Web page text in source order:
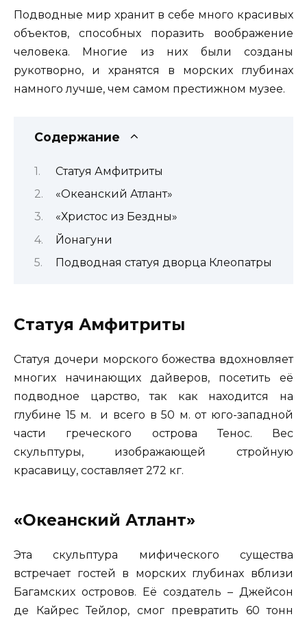
Подводные мир хранит в себе много красивых
объектов, способных поразить воображение
человека. Многие из них были созданы
рукотворно, и хранятся в морских глубинах
намного лучше, чем самом престижном музее.
Содержание
Статуя Амфитриты
«Океанский Атлант»
«Христос из Бездны»
Йонагуни
Подводная статуя дворца Клеопатры
Статуя Амфитриты
Статуя дочери морского божества вдохновляет
многих начинающих дайверов, посетить её
подводное царство, так как находится на
глубине 15 м. и всего в 50 м. от юго-западной
части греческого острова Тенос. Вес
скульптуры, изображающей стройную
красавицу, составляет 272 кг.
«Океанский Атлант»
Эта скульптура мифического существа
встречает гостей в морских глубинах вблизи
Багамских островов. Её создатель – Джейсон
де Кайрес Тейлор, смог превратить 60 тонн